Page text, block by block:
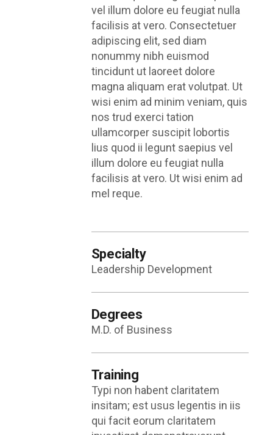
vel illum dolore eu feugiat nulla
facilisis at vero. Consectetuer
adipiscing elit, sed diam
nonummy nibh euismod
tincidunt ut laoreet dolore
magna aliquam erat volutpat. Ut
wisi enim ad minim veniam, quis
nos trud exerci tation
ullamcorper suscipit lobortis
lius quod ii legunt saepius vel
illum dolore eu feugiat nulla
facilisis at vero. Ut wisi enim ad
mel reque.
Specialty
Leadership Development
Degrees
M.D. of Business
Training
Typi non habent claritatem
insitam; est usus legentis in iis
qui facit eorum claritatem